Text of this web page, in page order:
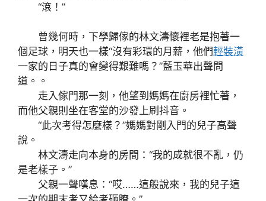
“滾！”
曾幾何時，下學歸傢的林文濤懷裡老是抱著一
個足球，明天也一樣“沒有彩環的月薪，他們輕裝潢
一家的日子真的會變得艱難嗎？”藍玉華出聲問
道。。
走入傢門那一刻，他望到媽媽在廚房裡忙著，
而他父親則坐在客堂的沙發上刷抖音。
“此次考得怎麼樣？”媽媽對剛入門的兒子高聲
說。
林文濤走向本身的房間：“我的成就很不亂，仍
是老樣子。”
父親一聲嘆息：“哎……這般說來，我的兒子這